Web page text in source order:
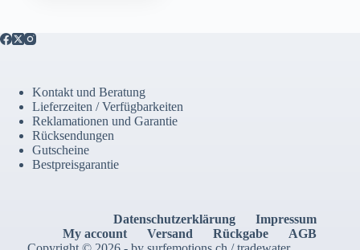
der
Produktseite
gewählt
werden
Kontakt und Beratung
Lieferzeiten / Verfügbarkeiten
Reklamationen und Garantie
Rücksendungen
Gutscheine
Bestpreisgarantie
Datenschutzerklärung
Impressum
My account
Versand Rückgabe
AGB